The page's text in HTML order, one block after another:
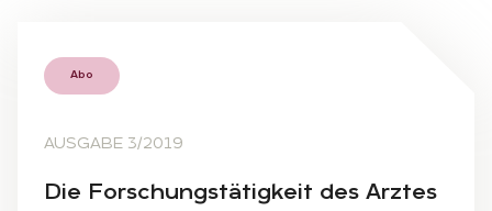
Abo
AUSGABE 3/2019
Die For­schungs­tä­tig­keit des Arz­tes